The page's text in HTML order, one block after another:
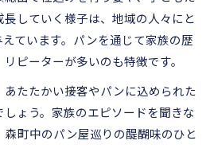
していく様子は、地域の人々にと
ています。パンを通じて家族の歴
ピーターが多いのも特徴です。
たたかい接客やパンに込められた
ょう。家族のエピソードを聞きな
町中のパン屋巡りの醍醐味のひと